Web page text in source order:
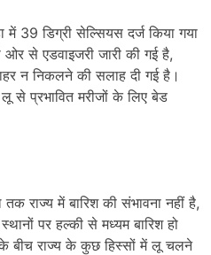
में 39 डिग्री सेल्सियस दर्ज किया गया
से एडवाइजरी जारी की गई है,
न निकलने की सलाह दी गई है।
से प्रभावित मरीजों के लिए बेड
राज्य में बारिश की संभावना नहीं है,
पर हल्की से मध्यम बारिश हो
बीच राज्य के कुछ हिस्सों में लू चलने